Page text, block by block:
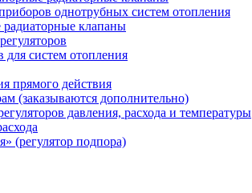
однотрубных систем отопления
клапаны
для систем отопления
прямого действия
(заказываются дополнительно)
давления, расхода и температуры
(регулятор подпора)